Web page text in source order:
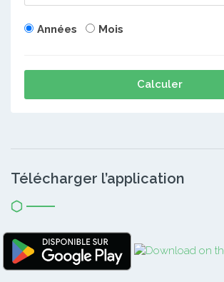
Années Mois
Calculer
Télécharger l’application